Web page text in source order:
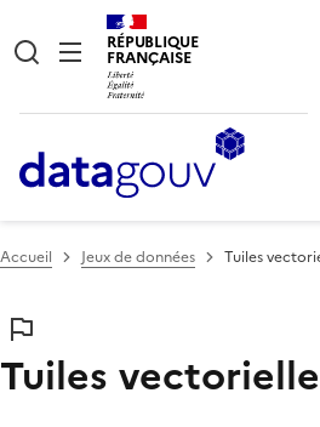
RÉPUBLIQUE
FRANÇAISE
Accueil Jeux de données Tuiles
Tuiles